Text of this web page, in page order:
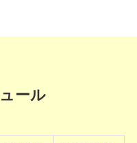
ール